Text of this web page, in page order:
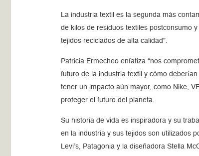
La industria textil es la segunda más
de kilos de residuos textiles postconsumo
tejidos reciclados de alta calidad”.
Patricia Ermecheo enfatiza “nos
futuro de la industria textil y cómo
tener un impacto aún mayor, como Nike,
proteger el futuro del planeta.
Su historia de vida es inspiradora y su
en la industria y sus tejidos son utilizados
Levi’s, Patagonia y la diseñadora Stella